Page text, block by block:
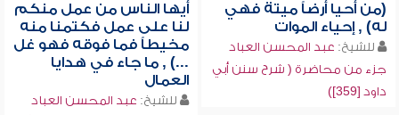
(من أحيا أرضاً ميتة فهي
له) , إحياء الموات
للشيخ: عبد المحسن العباد
جزء من محاضرة ( شرح سنن أبي
داود [359])
أيها الناس من عمل منكم
لنا على عمل فكتمنا منه
مخيطاً فما فوقه فهو غل
...) , ما جاء في هدايا
العمال
للشيخ: عبد المحسن العباد